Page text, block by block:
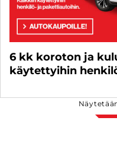
6 kk koroton ja
käytettyihin